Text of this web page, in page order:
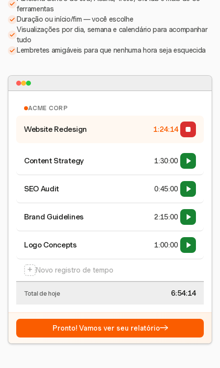
ferramentas
Duração ou início/fim — você escolhe
Visualizações por dia, semana e calendário para acompanhar
tudo
Lembretes amigáveis para que nenhuma hora seja esquecida
ACME CORP
Website Redesign 1:24:15
Content Strategy 1:30:00
SEO Audit 0:45:00
Brand Guidelines 2:15:00
Logo Concepts 1:00:00
+ Novo registro de tempo
Total de hoje 6:54:15
Pronto! Vamos ver seu relatório→